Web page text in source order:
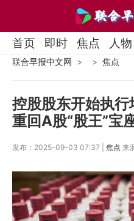
首页 即时 焦点 人物
联合早报中文网 焦点
控股股东开始执
重回A股“股王”宝
发布：2025-09-03 07:37 | 焦点 来